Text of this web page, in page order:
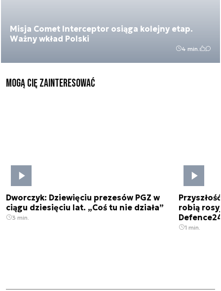
Misja Comet Interceptor osiąga kolejny etap.
Ważny wkład Polski
4 min.
Mogą Cię zainteresować
Dworczyk: Dziewięciu prezesów PGZ w
ciągu dziesięciu lat. „Coś tu nie działa”
3 min.
robią
1 min.